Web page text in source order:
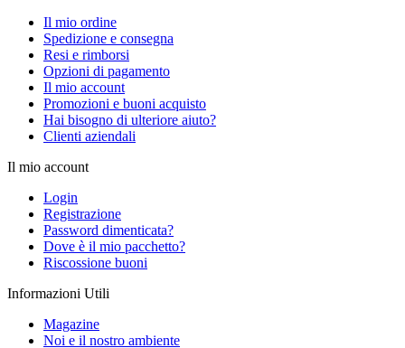
Il mio ordine
Spedizione e consegna
Resi e rimborsi
Opzioni di pagamento
Il mio account
Promozioni e buoni acquisto
Hai bisogno di ulteriore aiuto?
Clienti aziendali
Il mio account
Login
Registrazione
Password dimenticata?
Dove è il mio pacchetto?
Riscossione buoni
Informazioni Utili
Magazine
Noi e il nostro ambiente